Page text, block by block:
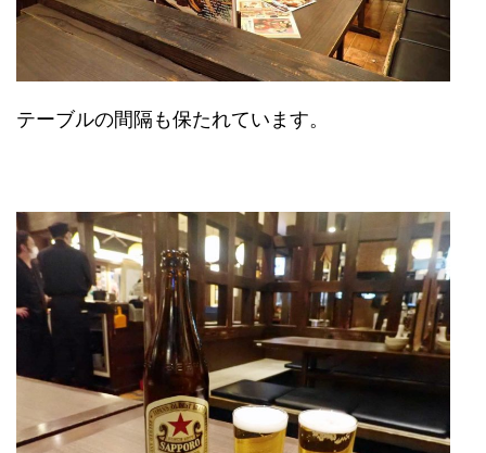
テーブルの間隔も保たれています。